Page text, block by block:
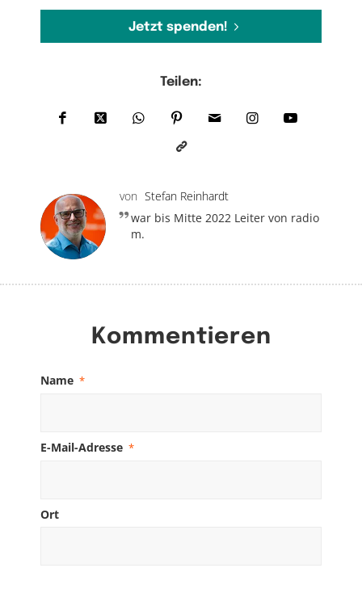
Jetzt spenden!
Teilen:
von Stefan Reinhardt
war bis Mitte 2022 Leiter von radio
m.
Kommentieren
Name *
E-Mail-Adresse *
Ort